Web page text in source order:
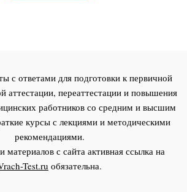
с ответами для подготовки к первичной
аттестации, переаттестации и повышения
работников со средним и высшим
курсы с лекциями и методическими
рекомендациями.
материалов с сайта активная ссылка на
Test.ru обязательна.